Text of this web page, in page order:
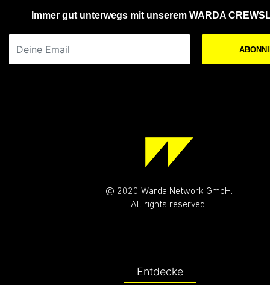
Immer gut unterwegs mit unserem WARDA
@ 2020 Warda Network GmbH.
All rights reserved.
Entdecke